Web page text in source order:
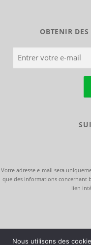
OBTENIR
Votre adresse e-mail sera
que des informations concernant
lien
Nous utilisons des